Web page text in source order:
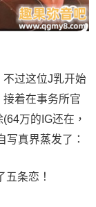
过这位J乳开始
着在事务所官
万的IG还在，
真界蒸发了：
条恋！